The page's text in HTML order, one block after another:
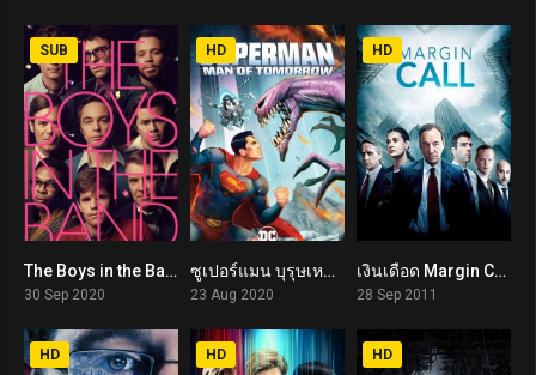
5.5
SUB
The Boys in the Band (2020)
30 Sep 2020
6.4
HD
ซูเปอร์แมน บุรุษเหล็กแห่งอนาคต Superman: Man of Tomorrow (2020)
23 Aug 2020
7.1
HD
เงินเดือด Margin Call (2011)
28 Sep 2011
HD HD HD